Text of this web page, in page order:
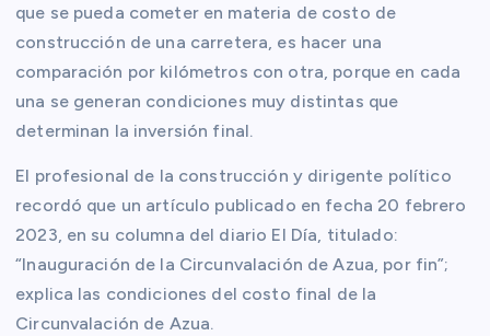
que se pueda cometer en materia de costo de
construcción de una carretera, es hacer una
comparación por kilómetros con otra, porque en cada
una se generan condiciones muy distintas que
determinan la inversión final.
El profesional de la construcción y dirigente político
recordó que un artículo publicado en fecha 20 febrero
2023, en su columna del diario El Día, titulado:
“Inauguración de la Circunvalación de Azua, por fin”;
explica las condiciones del costo final de la
Circunvalación de Azua.